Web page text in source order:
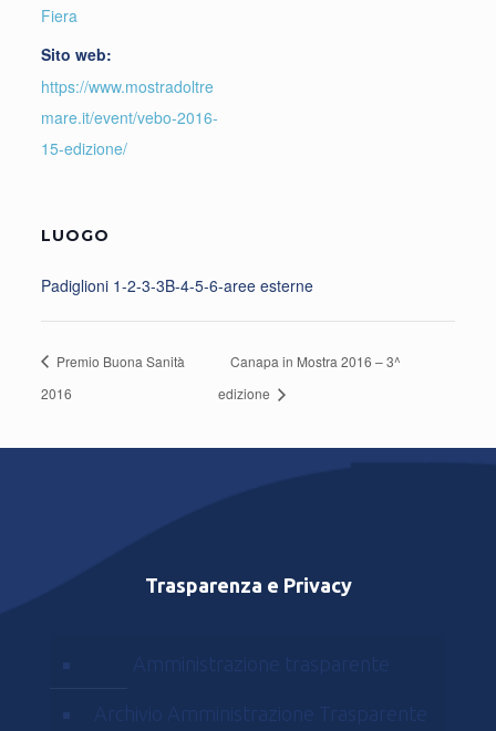
Fiera
Sito web:
https://www.mostradoltre
mare.it/event/vebo-2016-
15-edizione/
LUOGO
Padiglioni 1-2-3-3B-4-5-6-aree esterne
Premio Buona Sanità
2016
Canapa in Mostra 2016 – 3^
edizione
Trasparenza e Privacy
Amministrazione trasparente
Archivio Amministrazione Trasparente